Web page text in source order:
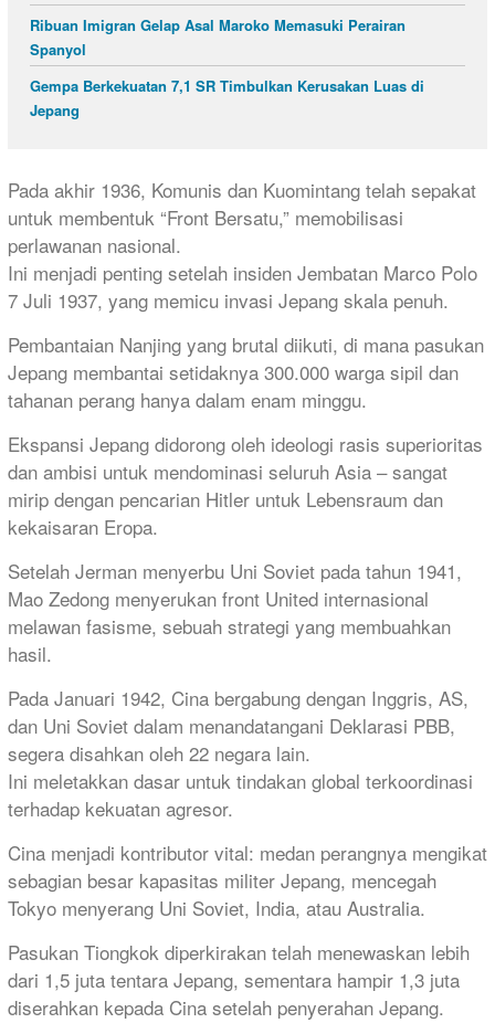
Ribuan Imigran Gelap Asal Maroko Memasuki Perairan
Spanyol
Gempa Berkekuatan 7,1 SR Timbulkan Kerusakan Luas di
Jepang
Pada akhir 1936, Komunis dan Kuomintang telah sepakat
untuk membentuk “Front Bersatu,” memobilisasi
perlawanan nasional.
Ini menjadi penting setelah insiden Jembatan Marco Polo
7 Juli 1937, yang memicu invasi Jepang skala penuh.
Pembantaian Nanjing yang brutal diikuti, di mana pasukan
Jepang membantai setidaknya 300.000 warga sipil dan
tahanan perang hanya dalam enam minggu.
Ekspansi Jepang didorong oleh ideologi rasis superioritas
dan ambisi untuk mendominasi seluruh Asia – sangat
mirip dengan pencarian Hitler untuk Lebensraum dan
kekaisaran Eropa.
Setelah Jerman menyerbu Uni Soviet pada tahun 1941,
Mao Zedong menyerukan front United internasional
melawan fasisme, sebuah strategi yang membuahkan
hasil.
Pada Januari 1942, Cina bergabung dengan Inggris, AS,
dan Uni Soviet dalam menandatangani Deklarasi PBB,
segera disahkan oleh 22 negara lain.
Ini meletakkan dasar untuk tindakan global terkoordinasi
terhadap kekuatan agresor.
Cina menjadi kontributor vital: medan perangnya mengikat
sebagian besar kapasitas militer Jepang, mencegah
Tokyo menyerang Uni Soviet, India, atau Australia.
Pasukan Tiongkok diperkirakan telah menewaskan lebih
dari 1,5 juta tentara Jepang, sementara hampir 1,3 juta
diserahkan kepada Cina setelah penyerahan Jepang.